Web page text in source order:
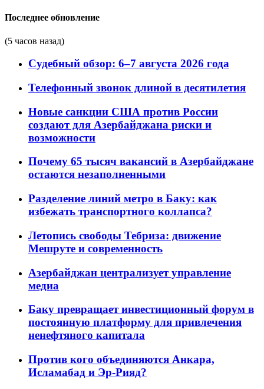
Последнее обновление
(5 часов назад)
Судебный обзор: 6–7 августа 2026 года
Телефонный звонок длиной в десятилетия
Новые санкции США против России
создают для Азербайджана риски и
возможности
Почему 65 тысяч вакансий в Азербайджане
остаются незаполненными
Разделение линий метро в Баку: как
избежать транспортного коллапса?
Летопись свободы Тебриза: движение
Мешруте и современность
Азербайджан централизует управление
медиа
Баку превращает инвестиционный форум в
постоянную платформу для привлечения
ненефтяного капитала
Против кого объединяются Анкара,
Исламабад и Эр-Рияд?